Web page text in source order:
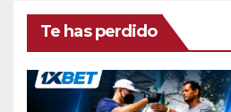
Te has perdido